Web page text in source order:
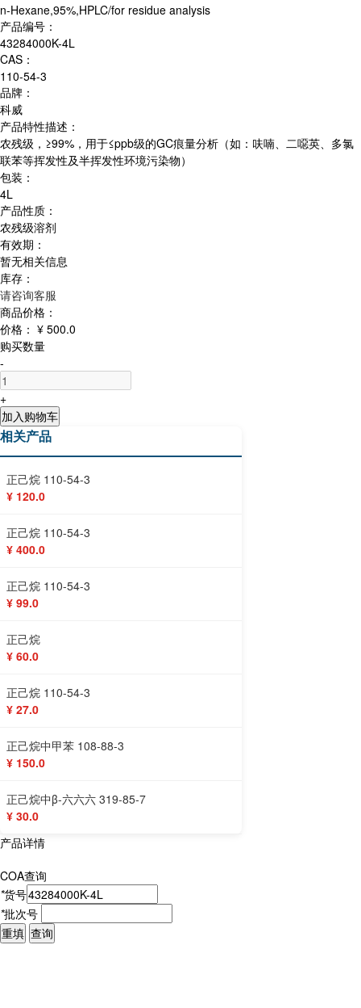
n-Hexane,95%,HPLC/for residue analysis
产品编号：
43284000K-4L
CAS：
110-54-3
品牌：
科威
产品特性描述：
农残级，≥99%，用于≤ppb级的GC痕量分析（如：呋喃、二噁英、多氯
联苯等挥发性及半挥发性环境污染物）
包装：
4L
产品性质：
农残级溶剂
有效期：
暂无相关信息
库存：
请咨询客服
商品价格：
价格： ¥ 500.0
购买数量
-
+
加入购物车
相关产品
正己烷 110-54-3
¥ 120.0
正己烷 110-54-3
¥ 400.0
正己烷 110-54-3
¥ 99.0
正己烷
¥ 60.0
正己烷 110-54-3
¥ 27.0
正己烷中甲苯 108-88-3
¥ 150.0
正己烷中β-六六六 319-85-7
¥ 30.0
产品详情
COA查询
*货号
*批次号
重填 查询